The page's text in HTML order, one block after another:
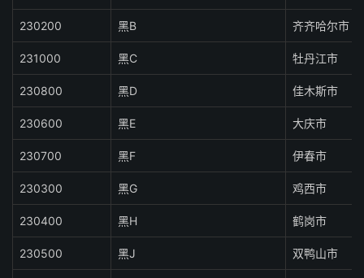
230200 黑B 齐齐哈尔市
231000 黑C 牡丹江市
230800 黑D 佳木斯市
230600 黑E 大庆市
230700 黑F 伊春市
230300 黑G 鸡西市
230400 黑H 鹤岗市
230500 黑J 双鸭山市